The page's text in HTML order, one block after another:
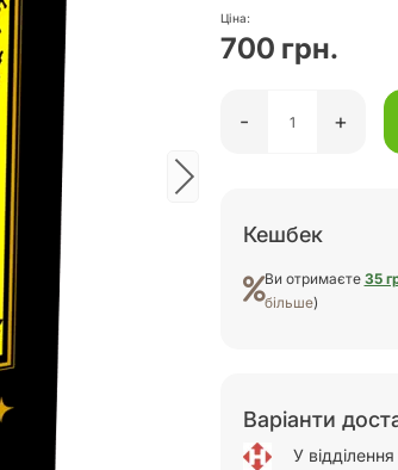
Ціна:
700 грн.
- +
Кешбек
Ви отримаєте 35
більше)
Варіанти
У